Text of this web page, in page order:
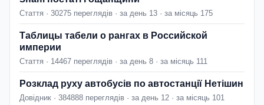
Стаття · 30275 переглядів · за день 13 · за місяць 175
Таблицы табели о рангах в Российской
империи
Стаття · 14467 переглядів · за день 8 · за місяць 111
Розклад руху автобусів по автостанції Нетішин
Довідник · 384888 переглядів · за день 12 · за місяць 101